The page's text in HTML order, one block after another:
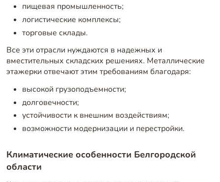
пищевая промышленность;
логистические комплексы;
торговые склады.
Все эти отрасли нуждаются в надежных и
вместительных складских решениях. Металлические
этажерки отвечают этим требованиям благодаря:
высокой грузоподъемности;
долговечности;
устойчивости к внешним воздействиям;
возможности модернизации и перестройки.
Климатические особенности Белгородской
области